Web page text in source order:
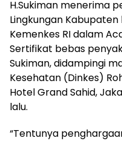
H.Sukiman menerima
Lingkungan
Kemenkes RI dalam
Sertifikat bebas
Sukiman, didampingi
Kesehatan (Dinkes)
Hotel Grand Sahid,
lalu.
“Tentunya